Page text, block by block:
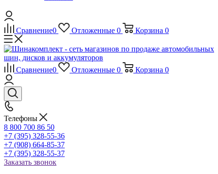
Сравнение0 Отложенные 0 Корзина 0
Сравнение0 Отложенные 0 Корзина 0
Телефоны
8 800 700 86 50
+7 (395) 328-55-36
+7 (908) 664-85-37
+7 (395) 328-55-37
Заказать звонок